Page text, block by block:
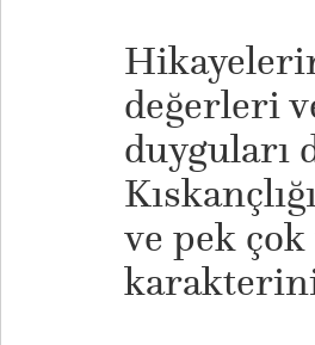
değerleri
duyguları
ve pek